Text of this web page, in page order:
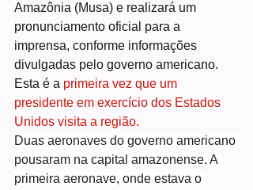
Amazônia (Musa) e realizará um
pronunciamento oficial para a
imprensa, conforme informações
divulgadas pelo governo americano.
Esta é a primeira vez que um
presidente em exercício dos Estados
Unidos visita a região.
Duas aeronaves do governo americano
pousaram na capital amazonense. A
primeira aeronave, onde estava o